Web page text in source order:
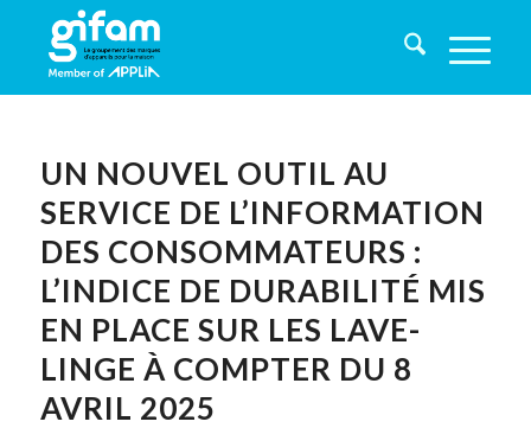
UN NOUVEL OUTIL AU
SERVICE DE L’INFORMATION
DES CONSOMMATEURS :
L’INDICE DE DURABILITÉ MIS
EN PLACE SUR LES LAVE-
LINGE À COMPTER DU 8
AVRIL 2025